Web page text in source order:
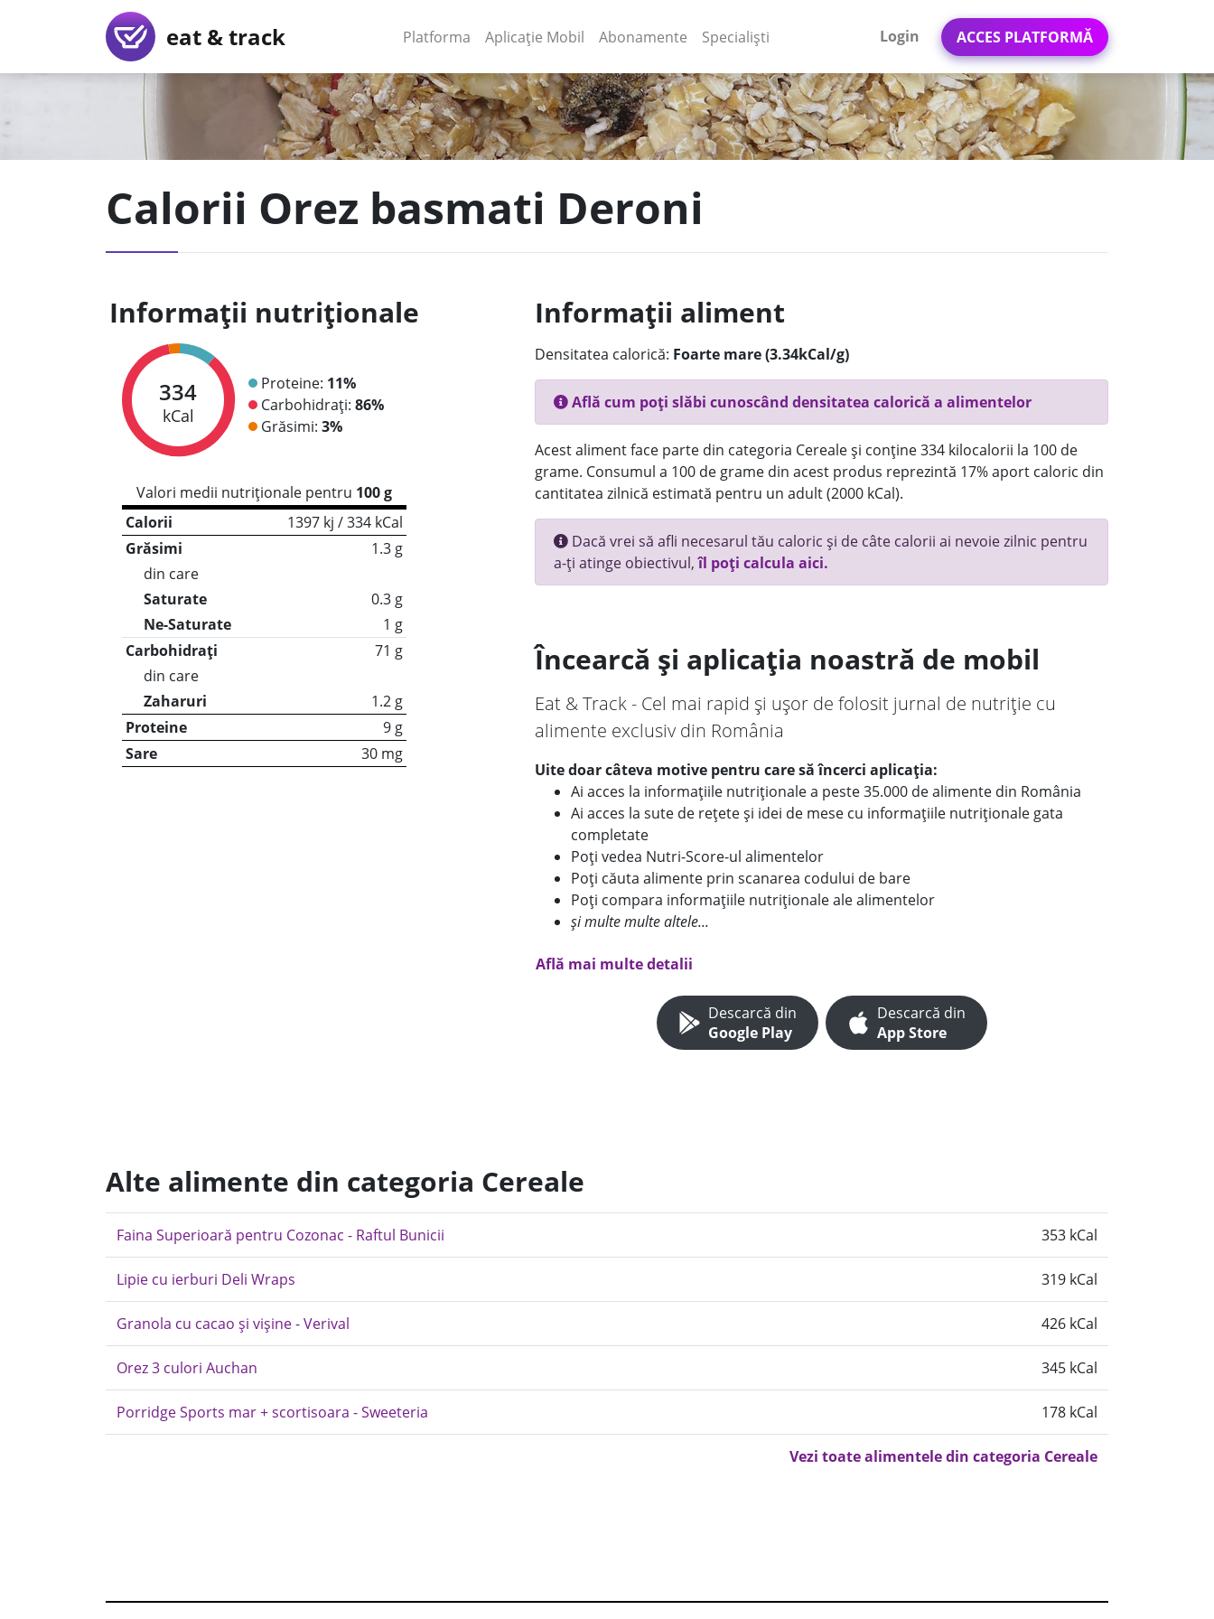
eat & track Platforma (current)
Aplicație Mobil (current)
Abonamente Specialiști Login ACCES PLATFORMĂ
Calorii Orez basmati Deroni
Informații nutriționale
334
kCal
Proteine: 11%
Carbohidrați: 86%
Grăsimi: 3%
Valori medii nutriționale pentru 100 g
Calorii
1397 kj / 334 kCal
Grăsimi
1.3 g
din care
Saturate
0.3 g
Ne-Saturate
1 g
Carbohidrați
71 g
din care
Zaharuri
1.2 g
Proteine
9 g
Sare
30 mg
Informații aliment
Densitatea calorică: Foarte mare (3.34kCal/g)
Află cum poți slăbi cunoscând densitatea calorică a alimentelor
Acest aliment face parte din categoria Cereale și conține 334 kilocalorii la 100 de
grame. Consumul a 100 de grame din acest produs reprezintă 17% aport caloric din
cantitatea zilnică estimată pentru un adult (2000 kCal).
Dacă vrei să afli necesarul tău caloric și de câte calorii ai nevoie zilnic pentru
a-ți atinge obiectivul,îl poți calcula aici.
Încearcă și aplicația noastră de mobil
Eat & Track - Cel mai rapid și ușor de folosit jurnal de nutriție cu
alimente exclusiv din România
Uite doar câteva motive pentru care să încerci aplicația:
Ai acces la informațiile nutriționale a peste 35.000 de alimente din România
Ai acces la sute de rețete și idei de mese cu informațiile nutriționale gata
completate
Poți vedea Nutri-Score-ul alimentelor
Poți căuta alimente prin scanarea codului de bare
Poți compara informațiile nutriționale ale alimentelor
și multe multe altele...
Află mai multe detalii
Descarcă din
Google Play
Descarcă din
App Store
Alte alimente din categoria Cereale
Faina Superioară pentru Cozonac - Raftul Bunicii 353 kCal
Lipie cu ierburi Deli Wraps 319 kCal
Granola cu cacao și vișine - Verival 426 kCal
Orez 3 culori Auchan 345 kCal
Porridge Sports mar + scortisoara - Sweeteria 178 kCal
Vezi toate alimentele din categoria Cereale